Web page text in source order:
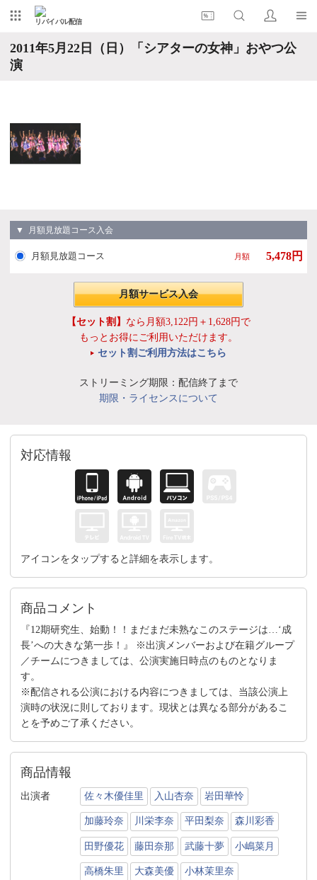
リバイバル配信
2011年5月22日（日）「シアターの女神」おやつ公
演
▼ 月額見放題コース入会
月額見放題コース 月額 5,478円
月額サービス入会
【セット割】 なら月額3,122円＋1,628円で
もっとお得にご利用いただけます。
セット割ご利用方法はこちら
ストリーミング期限：配信終了まで
期限・ライセンスについて
対応情報
アイコンをタップすると詳細を表示します。
商品コメント
『12期研究生、始動！！まだまだ未熟なこのステージは…‘成
長’への大きな第一歩！』 ※出演メンバーおよび在籍グループ
／チームにつきましては、公演実施日時点のものとなりま
す。
※配信される公演における内容につきましては、当該公演上
演時の状況に則しております。現状とは異なる部分があるこ
とを予めご了承ください。
商品情報
出演者 佐々木優佳里 入山杏奈 岩田華怜
加藤玲奈 川栄李奈 平田梨奈 森川彩香
田野優花 藤田奈那 武藤十夢 小嶋菜月
高橋朱里 大森美優 小林茉里奈